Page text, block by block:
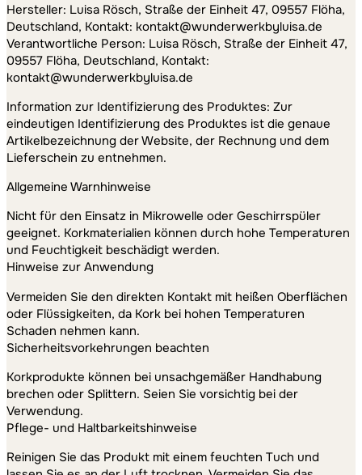
Hersteller: Luisa Rösch, Straße der Einheit 47, 09557 Flöha,
Deutschland, Kontakt: kontakt@wunderwerkbyluisa.de
Verantwortliche Person: Luisa Rösch, Straße der Einheit 47,
09557 Flöha, Deutschland, Kontakt:
kontakt@wunderwerkbyluisa.de
Information zur Identifizierung des Produktes: Zur
eindeutigen Identifizierung des Produktes ist die genaue
Artikelbezeichnung der Website, der Rechnung und dem
Lieferschein zu entnehmen.
Allgemeine Warnhinweise
Nicht für den Einsatz in Mikrowelle oder Geschirrspüler
geeignet. Korkmaterialien können durch hohe Temperaturen
und Feuchtigkeit beschädigt werden.
Hinweise zur Anwendung
Vermeiden Sie den direkten Kontakt mit heißen Oberflächen
oder Flüssigkeiten, da Kork bei hohen Temperaturen
Schaden nehmen kann.
Sicherheitsvorkehrungen beachten
Korkprodukte können bei unsachgemäßer Handhabung
brechen oder Splittern. Seien Sie vorsichtig bei der
Verwendung.
Pflege- und Haltbarkeitshinweise
Reinigen Sie das Produkt mit einem feuchten Tuch und